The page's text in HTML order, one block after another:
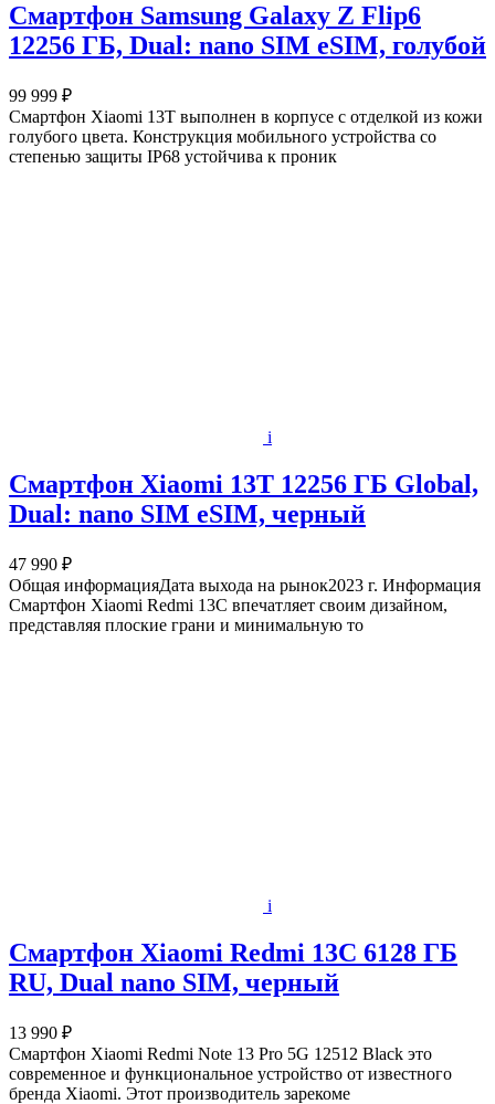
Смартфон Samsung Galaxy Z Flip6
12256 ГБ, Dual: nano SIM eSIM, голубой
99 999 ₽
Смартфон Xiaomi 13T выполнен в корпусе с отделкой из кожи
голубого цвета. Конструкция мобильного устройства со
степенью защиты IP68 устойчива к проник
i
Смартфон Xiaomi 13T 12256 ГБ Global,
Dual: nano SIM eSIM, черный
47 990 ₽
Общая информацияДата выхода на рынок2023 г. Информация
Смартфон Xiaomi Redmi 13C впечатляет своим дизайном,
представляя плоские грани и минимальную то
i
Смартфон Xiaomi Redmi 13C 6128 ГБ
RU, Dual nano SIM, черный
13 990 ₽
Смартфон Xiaomi Redmi Note 13 Pro 5G 12512 Black это
современное и функциональное устройство от известного
бренда Xiaomi. Этот производитель зарекоме